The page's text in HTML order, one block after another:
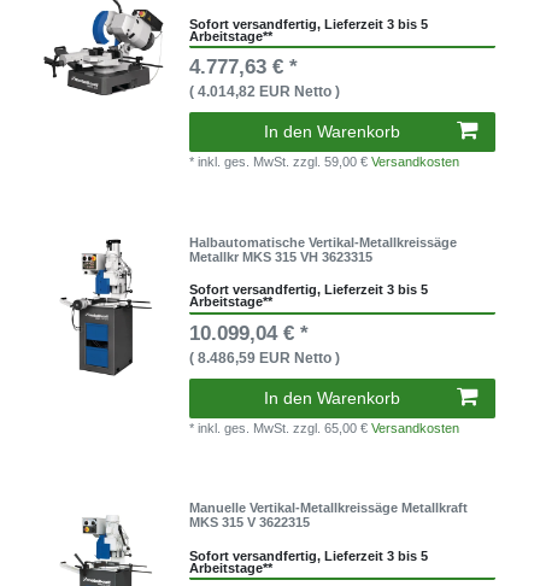
Sofort versandfertig, Lieferzeit 3 bis 5
Arbeitstage**
4.777,63 € *
( 4.014,82 EUR Netto )
In den Warenkorb
* inkl. ges. MwSt.zzgl. 59,00 €Versandkosten
Halbautomatische Vertikal-Metallkreissäge
Metallkr MKS 315 VH 3623315
Sofort versandfertig, Lieferzeit 3 bis 5
Arbeitstage**
10.099,04 € *
( 8.486,59 EUR Netto )
In den Warenkorb
* inkl. ges. MwSt.zzgl. 65,00 €Versandkosten
Manuelle Vertikal-Metallkreissäge Metallkraft
MKS 315 V 3622315
Sofort versandfertig, Lieferzeit 3 bis 5
Arbeitstage**